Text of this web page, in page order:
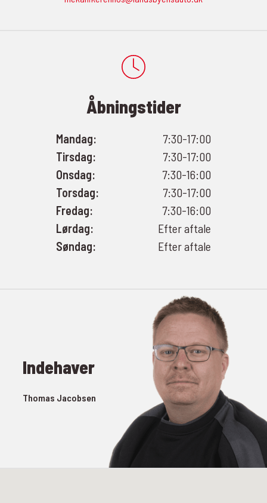
Åbningstider
Mandag:
7:30-17:00
Tirsdag:
7:30-17:00
Onsdag:
7:30-16:00
Torsdag:
7:30-17:00
Fredag:
7:30-16:00
Lørdag:
Efter aftale
Søndag:
Efter aftale
Indehaver
Thomas Jacobsen